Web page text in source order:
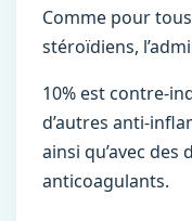
Comme pour
stéroïdiens,
10% est contre-
d’autres anti-
ainsi qu’avec
anticoagulants.